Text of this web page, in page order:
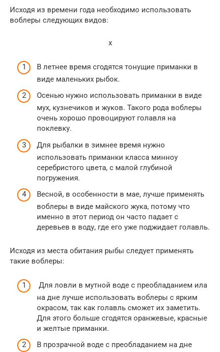
Исходя из времени года необходимо использовать
воблеры следующих видов:
x
В летнее время сгодятся тонущие приманки в
виде маленьких рыбок.
Осенью нужно использовать приманки в виде
мух, кузнечиков и жуков. Такого рода воблеры
очень хорошо провоцируют голавля на
поклевку.
Для рыбалки в зимнее время нужно
использовать приманки класса минноу
серебристого цвета, с малой глубиной
погружения.
Весной, в особенности в мае, лучше применять
воблеры в виде майского жука, потому что
именно в этот период он часто падает с
деревьев в воду, где его уже поджидает голавль.
Исходя из места обитания рыбы следует применять
такие воблеры:
Для ловли в мутной воде с преобладанием ила
на дне лучше использовать воблеры с ярким
окрасом, так как голавль сможет их заметить.
Для этого больше сгодятся оранжевые, красные
и желтые приманки.
В прозрачной воде с преобладанием на дне